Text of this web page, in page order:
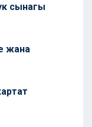
сынагы
жана